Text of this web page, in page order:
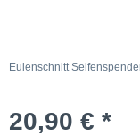
Eulenschnitt
20,90 € *